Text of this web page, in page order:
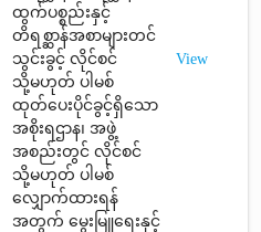
ထွက်ပစ္စည်းနှင့်
တိရစ္ဆာန်အစာများတင်
သွင်းခွင့် လိုင်စင်
သို့မဟုတ် ပါမစ်
ထုတ်ပေးပိုင်ခွင့်ရှိသော
အစိုးရဌာန၊ အဖွဲ့
အစည်းတွင် လိုင်စင်
သို့မဟုတ် ပါမစ်
လျှောက်ထားရန်
အတွက် မွေးမြူရေးနှင့်
View